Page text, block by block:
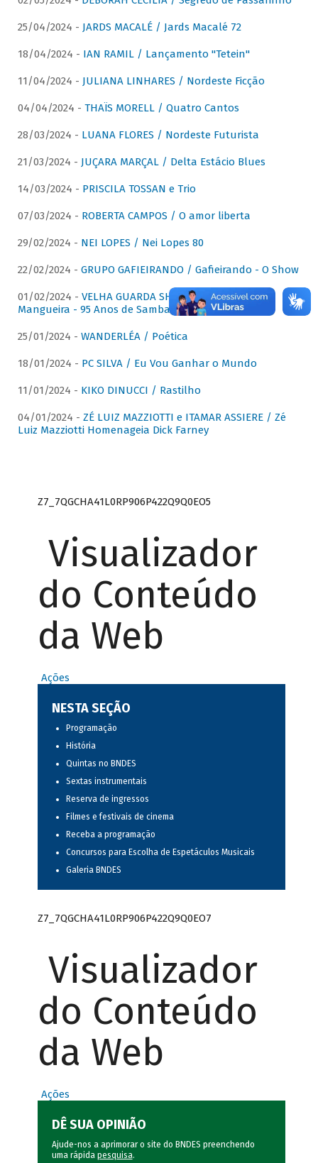
25/04/2024 - JARDS MACALÉ / Jards Macalé 72
18/04/2024 - IAN RAMIL / Lançamento "Tetein"
11/04/2024 - JULIANA LINHARES / Nordeste Ficção
04/04/2024 - THAÏS MORELL / Quatro Cantos
28/03/2024 - LUANA FLORES / Nordeste Futurista
21/03/2024 - JUÇARA MARÇAL / Delta Estácio Blues
14/03/2024 - PRISCILA TOSSAN e Trio
07/03/2024 - ROBERTA CAMPOS / O amor liberta
29/02/2024 - NEI LOPES / Nei Lopes 80
22/02/2024 - GRUPO GAFIEIRANDO / Gafieirando - O Show
01/02/2024 - VELHA GUARDA SHOW DA MANGUEIRA /
Mangueira - 95 Anos de Samba
25/01/2024 - WANDERLÉA / Poética
18/01/2024 - PC SILVA / Eu Vou Ganhar o Mundo
11/01/2024 - KIKO DINUCCI / Rastilho
04/01/2024 - ZÉ LUIZ MAZZIOTTI e ITAMAR ASSIERE / Zé
Luiz Mazziotti Homenageia Dick Farney
Z7_7QGCHA41L0RP906P422Q9Q0EO5
Visualizador
do Conteúdo
da Web
Ações
NESTA SEÇÃO
Programação
História
Quintas no BNDES
Sextas instrumentais
Reserva de ingressos
Filmes e festivais de cinema
Receba a programação
Concursos para Escolha de Espetáculos Musicais
Galeria BNDES
Z7_7QGCHA41L0RP906P422Q9Q0EO7
Visualizador
do Conteúdo
da Web
Ações
DÊ SUA OPINIÃO
Ajude-nos a aprimorar o site do BNDES preenchendo
uma rápida pesquisa.